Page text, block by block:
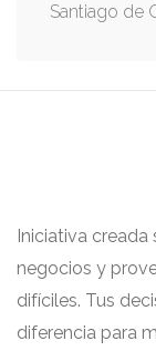
Santiago de
Iniciativa creada
negocios y
difíciles. Tus
diferencia para